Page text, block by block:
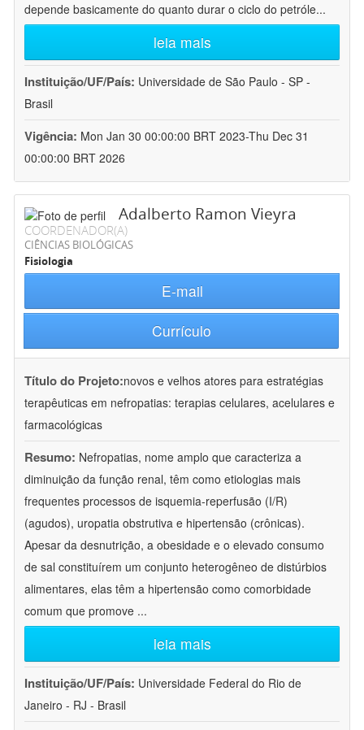
depende basicamente do quanto durar o ciclo do petróle...
leia mais
Instituição/UF/País: Universidade de São Paulo - SP -
Brasil
Vigência: Mon Jan 30 00:00:00 BRT 2023-Thu Dec 31
00:00:00 BRT 2026
Adalberto Ramon Vieyra
COORDENADOR(A)
CIÊNCIAS BIOLÓGICAS
Fisiologia
E-mail
Currículo
Título do Projeto:novos e velhos atores para estratégias
terapêuticas em nefropatias: terapias celulares, acelulares e
farmacológicas
Resumo: Nefropatias, nome amplo que caracteriza a
diminuição da função renal, têm como etiologias mais
frequentes processos de isquemia-reperfusão (I/R)
(agudos), uropatia obstrutiva e hipertensão (crônicas).
Apesar da desnutrição, a obesidade e o elevado consumo
de sal constituírem um conjunto heterogêneo de distúrbios
alimentares, elas têm a hipertensão como comorbidade
comum que promove ...
leia mais
Instituição/UF/País: Universidade Federal do Rio de
Janeiro - RJ - Brasil